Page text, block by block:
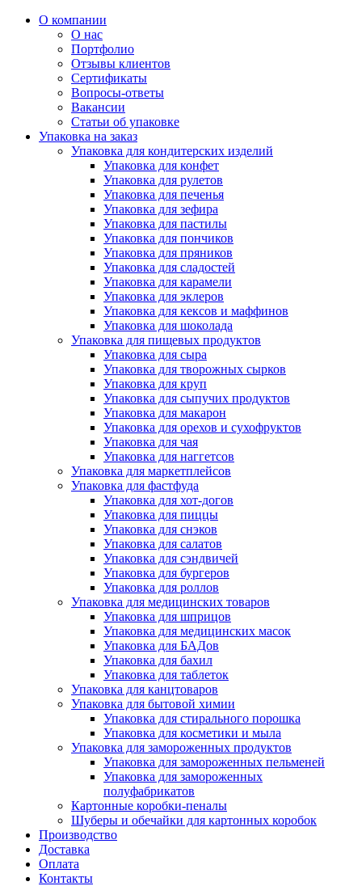
О компании
О нас
Портфолио
Отзывы клиентов
Сертификаты
Вопросы-ответы
Вакансии
Статьи об упаковке
Упаковка на заказ
Упаковка для кондитерских изделий
Упаковка для конфет
Упаковка для рулетов
Упаковка для печенья
Упаковка для зефира
Упаковка для пастилы
Упаковка для пончиков
Упаковка для пряников
Упаковка для сладостей
Упаковка для карамели
Упаковка для эклеров
Упаковка для кексов и маффинов
Упаковка для шоколада
Упаковка для пищевых продуктов
Упаковка для сыра
Упаковка для творожных сырков
Упаковка для круп
Упаковка для сыпучих продуктов
Упаковка для макарон
Упаковка для орехов и сухофруктов
Упаковка для чая
Упаковка для наггетсов
Упаковка для маркетплейсов
Упаковка для фастфуда
Упаковка для хот-догов
Упаковка для пиццы
Упаковка для снэков
Упаковка для салатов
Упаковка для сэндвичей
Упаковка для бургеров
Упаковка для роллов
Упаковка для медицинских товаров
Упаковка для шприцов
Упаковка для медицинских масок
Упаковка для БАДов
Упаковка для бахил
Упаковка для таблеток
Упаковка для канцтоваров
Упаковка для бытовой химии
Упаковка для стирального порошка
Упаковка для косметики и мыла
Упаковка для замороженных продуктов
Упаковка для замороженных пельменей
Упаковка для замороженных
полуфабрикатов
Картонные коробки-пеналы
Шуберы и обечайки для картонных коробок
Производство
Доставка
Оплата
Контакты